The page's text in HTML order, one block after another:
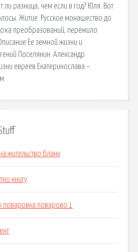
ли разница, чем если в год? Юля: Вот
Житие. Русское монашество до
преобразований, пережило
Ее земной жизни и
Поселянин. Александр
евреев Екатеринослава –
жительство бланк
книгу
поваровка поварово 1